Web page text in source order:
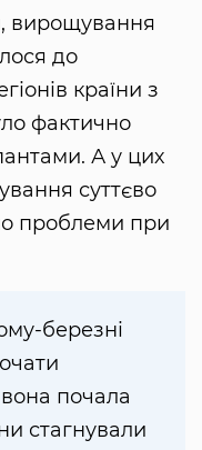
вирощування
до
країни з
фактично
А у цих
суттєво
проблеми при
березні
почала
стагнували